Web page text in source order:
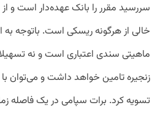
سررسید مقرر را بانک عهده‌دار است و
خالی از هرگونه ریسکی است. باتوجه ‌به
ماهیتی سندی اعتباری است و نه
زنجیره تامین خواهد داشت و می‌توان
تسویه کرد. برات سپامی در یک فاصله